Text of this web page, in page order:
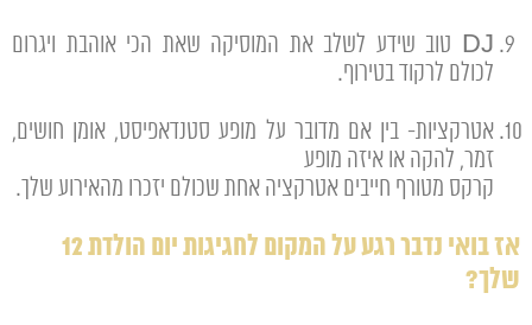
DJ טוב שידע לשלב את המוסיקה שאת הכי אוהבת ויגרום
לכולם לרקוד בטירוף.
אטרקציות- בין אם מדובר על מופע סטנדאפיסט, אומן חושים,
זמר, להקה או איזה מופע
קרקס מטורף חייבים אטרקציה אחת שכולם יזכרו מהאירוע שלך.
אז בואי נדבר רגע על המקום לחגיגות יום הולדת 12
שלך?